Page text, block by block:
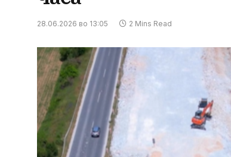
28.06.2026 во 13:05 2 Mins Read